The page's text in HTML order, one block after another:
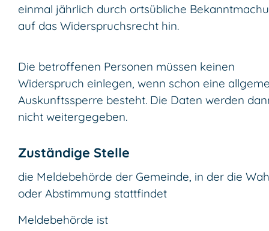
einmal jährlich durch ortsübliche
auf das Widerspruchsrecht hin.
Die betroffenen Personen müssen keinen
Widerspruch einlegen, wenn schon eine
Auskunftssperre besteht. Die Daten werden
nicht weitergegeben.
Zuständige Stelle
die Meldebehörde der Gemeinde, in der die
oder Abstimmung stattfindet
Meldebehörde ist